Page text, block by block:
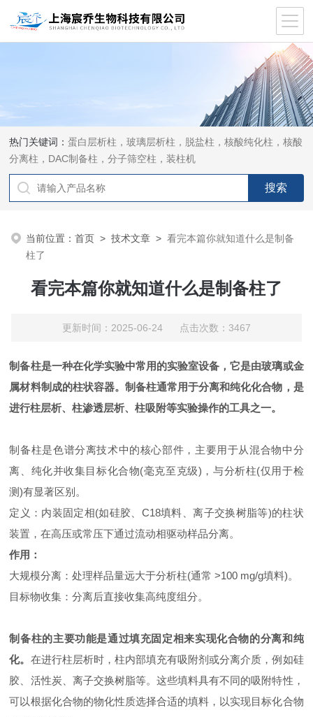
热门关键词：蛋白层析柱，玻璃层析柱，脱盐柱，核酸纯化柱，核酸
分离柱，DAC制备柱，分子筛空柱，装柱机
当前位置：首页 >技术文章 >看完本篇你就知道什么是制备
柱了
看完本篇你就知道什么是制备柱了
更新时间：2025-06-24 点击次数：3467
制备柱是一种在化学实验中常用的实验室设备，它是由玻璃或金
属材料制成的柱状容器。制备柱通常用于分离和纯化化合物，是
进行柱层析、柱渗透层析、柱吸附等实验操作的工具之一。
制备柱是色谱分离技术中的核心部件，主要用于从混合物中分
离、纯化并收集目标化合物(毫克至克级)，与分析柱(仅用于检
测)有显著区别。
定义：内装固定相(如硅胶、C18填料、离子交换树脂等)的柱状
装置，在高压或常压下通过流动相驱动样品分离。
作用：
大规模分离：处理样品量远大于分析柱(通常 >100 mg/g填料)。
目标物收集：分离后直接收集高纯度组分。
制备柱的主要功能是通过填充固定相来实现化合物的分离和纯
化。 在进行柱层析时，柱内部填充有吸附剂或分离介质，例如硅
胶、活性炭、离子交换树脂等。这些填料具有不同的吸附特性，
可以根据化合物的物化性质选择合适的填料，以实现目标化合物